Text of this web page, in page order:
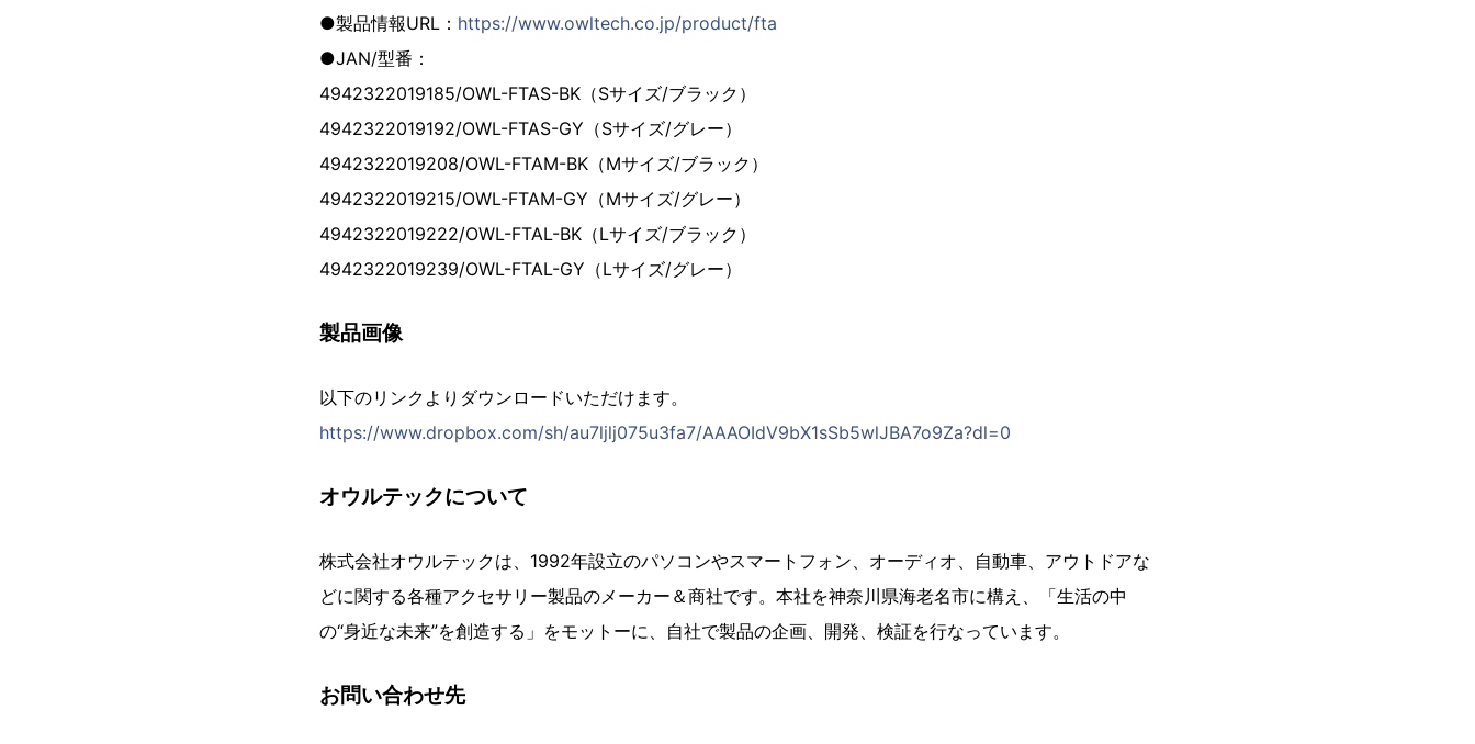
●製品情報URL： https://www.owltech.co.jp/product/fta
●JAN/型番：
4942322019185/OWL-FTAS-BK（Sサイズ/ブラック）
4942322019192/OWL-FTAS-GY（Sサイズ/グレー）
4942322019208/OWL-FTAM-BK（Mサイズ/ブラック）
4942322019215/OWL-FTAM-GY（Mサイズ/グレー）
4942322019222/OWL-FTAL-BK（Lサイズ/ブラック）
4942322019239/OWL-FTAL-GY（Lサイズ/グレー）
製品画像
以下のリンクよりダウンロードいただけます。
https://www.dropbox.com/sh/au7ljlj075u3fa7/AAAOIdV9bX1sSb5wlJBA7o9Za?dl=0
オウルテックについて
株式会社オウルテックは、1992年設立のパソコンやスマートフォン、オーディオ、自動車、アウトドアな
どに関する各種アクセサリー製品のメーカー＆商社です。本社を神奈川県海老名市に構え、「生活の中
の“身近な未来”を創造する」をモットーに、自社で製品の企画、開発、検証を行なっています。
お問い合わせ先